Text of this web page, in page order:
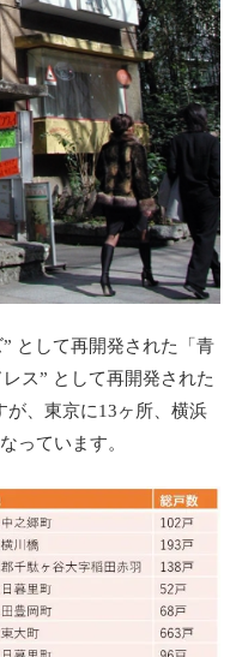
として再開発された「青
ス” として再開発された
が、東京に13ヶ所、横浜
っています。